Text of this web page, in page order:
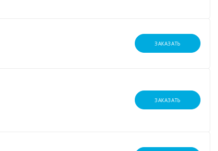
ЗАКАЗАТЬ
ЗАКАЗАТЬ